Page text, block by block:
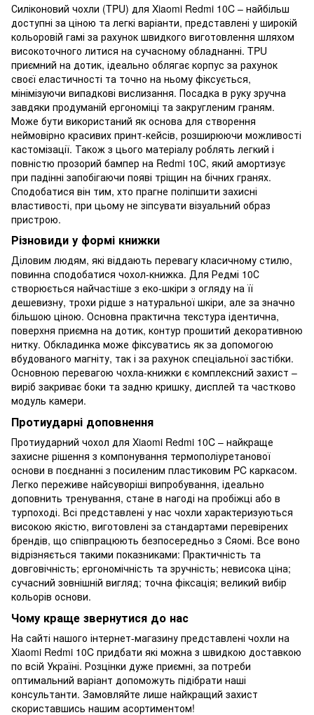
Силіконовий чохли (TPU) для Xiaomi Redmi 10C – найбільш
доступні за ціною та легкі варіанти, представлені у широкій
кольоровій гамі за рахунок швидкого виготовлення шляхом
високоточного литися на сучасному обладнанні. TPU
приємний на дотик, ідеально облягає корпус за рахунок
своєї еластичності та точно на ньому фіксується,
мінімізуючи випадкові вислизання. Посадка в руку зручна
завдяки продуманій ергономіці та закругленим граням.
Може бути використаний як основа для створення
неймовірно красивих принт-кейсів, розширюючи можливості
кастомізації. Також з цього матеріалу роблять легкий і
повністю прозорий бампер на Redmi 10C, який амортизує
при падінні запобігаючи появі тріщин на бічних гранях.
Сподобатися він тим, хто прагне поліпшити захисні
властивості, при цьому не зіпсувати візуальний образ
пристрою.
Різновиди у формі книжки
Діловим людям, які віддають перевагу класичному стилю,
повинна сподобатися чохол-книжка. Для Редмі 10С
створюється найчастіше з еко-шкіри з огляду на її
дешевизну, трохи рідше з натуральної шкіри, але за значно
більшою ціною. Основна практична текстура ідентична,
поверхня приємна на дотик, контур прошитий декоративною
нитку. Обкладинка може фіксуватись як за допомогою
вбудованого магніту, так і за рахунок спеціальної застібки.
Основною перевагою чохла-книжки є комплексний захист –
виріб закриває боки та задню кришку, дисплей та частково
модуль камери.
Протиударні доповнення
Протиударний чохол для Xiaomi Redmi 10C – найкраще
захисне рішення з компонування термополіуретанової
основи в поєднанні з посиленим пластиковим PC каркасом.
Легко переживе найсуворіші випробування, ідеально
доповнить тренування, стане в нагоді на пробіжці або в
турпоході. Всі представлені у нас чохли характеризуються
високою якістю, виготовлені за стандартами перевірених
брендів, що співпрацюють безпосередньо з Сяомі. Все воно
відрізняється такими показниками: Практичність та
довговічність; ергономічність та зручність; невисока ціна;
сучасний зовнішній вигляд; точна фіксація; великий вибір
кольорів основи.
Чому краще звернутися до нас
На сайті нашого інтернет-магазину представлені чохли на
Xiaomi Redmi 10C придбати які можна з швидкою доставкою
по всій Україні. Розцінки дуже приємні, за потреби
оптимальний варіант допоможуть підібрати наші
консультанти. Замовляйте лише найкращий захист
скориставшись нашим асортиментом!